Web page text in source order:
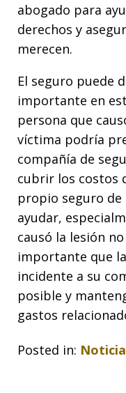
abogado para
derechos y
merecen.
El seguro puede
importante en
persona que
víctima podría
compañía de
cubrir los costos
propio seguro
ayudar,
causó la lesión
importante que
incidente a su
posible y
gastos
Posted in: